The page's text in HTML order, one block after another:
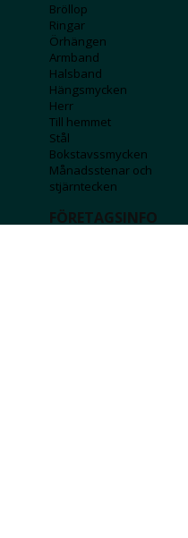
Bröllop
Ringar
Örhängen
Armband
Halsband
Hängsmycken
Herr
Till hemmet
Stål
Bokstavssmycken
Månadsstenar och
stjärntecken
FÖRETAGSINFO